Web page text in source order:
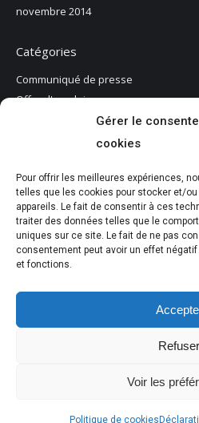
Gérer le
cookies
Pour offrir les meilleures expériences,
telles que les cookies pour stocker et/
appareils. Le fait de consentir à ces
traiter des données telles que le
uniques sur ce site. Le fait de ne pas
consentement peut avoir un effet
et fonctions.
Refuser
Voir les
Politique de cookies
novembre 2014
Catégories
Communiqué de presse
Offre d'emploi
Connexion
Flux des publications
Flux des commentaires
Site de WordPress-FR
Conception parLalancette